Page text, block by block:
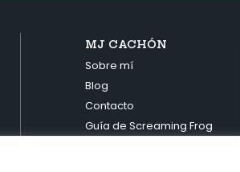
MJ CACHÓN
Sobre mí
Blog
Contacto
Guía de Screaming Frog